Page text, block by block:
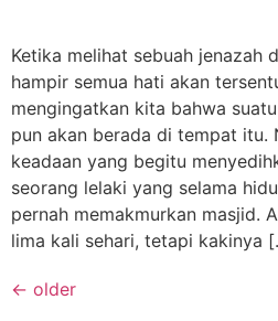
Ketika melihat sebuah jenazah
hampir semua hati akan
mengingatkan kita bahwa
pun akan berada di tempat itu.
keadaan yang begitu
seorang lelaki yang selama
pernah memakmurkan masjid.
lima kali sehari, tetapi kakinya
← older